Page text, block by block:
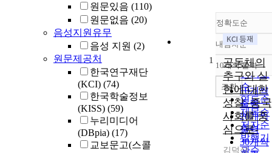
원문있음 (110)
원문없음 (20)
음성지원유무
음성 지원 (2)
원문제공처
한국연구재단
(KCI) (74)
한국학술정보
(KISS) (59)
누리미디어
(DBpia) (17)
교보문고(스콜
정확도순
정확도
순
인기도
순
연도순
제목순
저자순
발행기
관순
내림차순
내림차
10개씩 출력
10개씩
출력
20개씩
출력
30개씩
조회
1
공동체의
추구와 실
현에 대한
성찰 -중국
사회를 중
심으로-
김덕삼